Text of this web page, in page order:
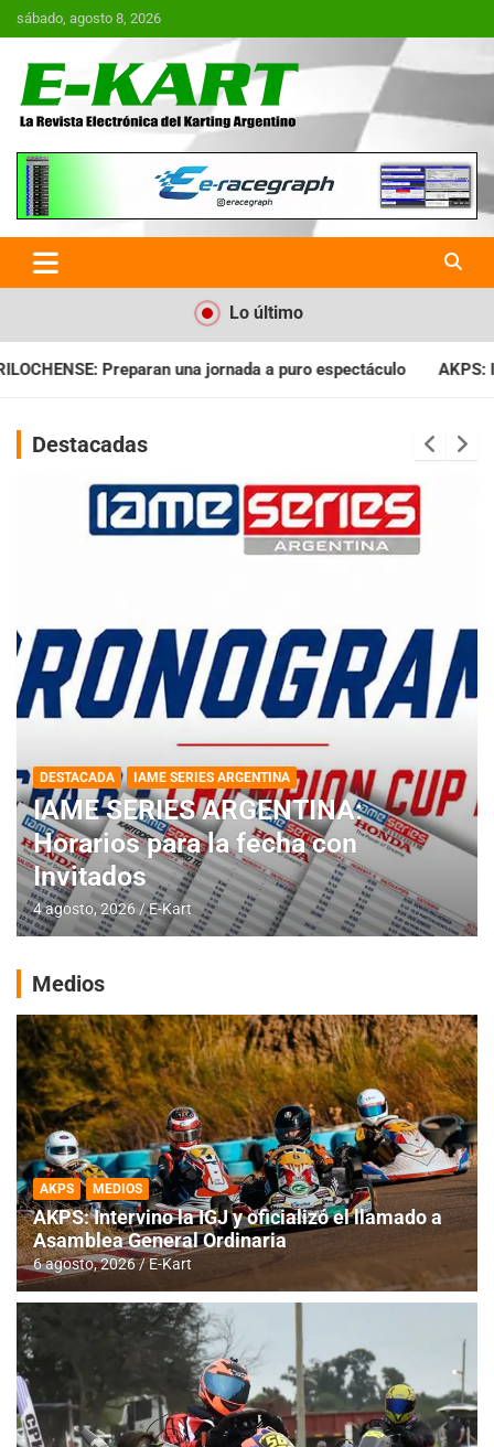
Saltar
al
sábado, agosto 8, 2026
E-Kart.com.ar | La Revista
Electrónica del Karting en
Argentina
Lo último
a puro espectáculo AKPS: Intervino la IGJ y oficializó el
Destacadas
DESTACADA IAME SERIES ARGENTINA
IAME SERIES ARGENTINA:
Horarios para la fecha con
Invitados
4 agosto, 2026 E-Kart
Medios
AKPS MEDIOS
AKPS: Intervino la IGJ y oficializó el llamado a
Asamblea General Ordinaria
6 agosto, 2026 E-Kart